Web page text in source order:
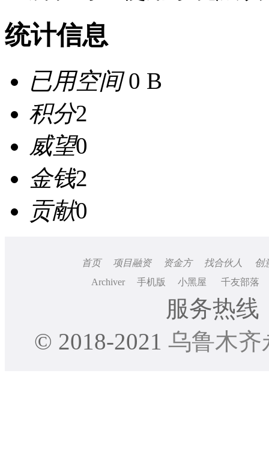
统计信息
已用空间0 B
积分2
威望0
金钱2
贡献0
首页 项目融资 资金方 找合伙人
创
Archiver
手机版 小黑屋 千友部落
服务热线
© 2018-2021 乌鲁木齐